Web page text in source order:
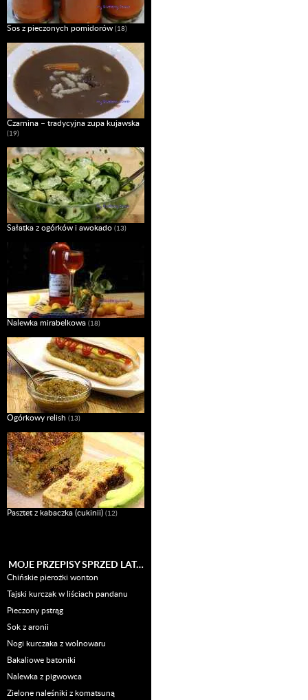
Sos z pieczonych pomidorów (18)
Czarnina – tradycyjna zupa kujawska
(19)
Sałatka z ogórków i awokado (13)
Nalewka mirabelkowa (18)
Ogórkowy relish (13)
Pasztet z kabaczka (cukinii) (12)
MOJE PRZEPISY SPRZED LAT…
Chińskie pierożki wonton
Tajski kurczak w liściach pandanu
Pieczony pstrąg
Sok z aronii
Nogi kurczaka z wolnowaru
Bakaliowe batoniki
Nalewka z pigwowca
Zielone naleśniki z komatsuną